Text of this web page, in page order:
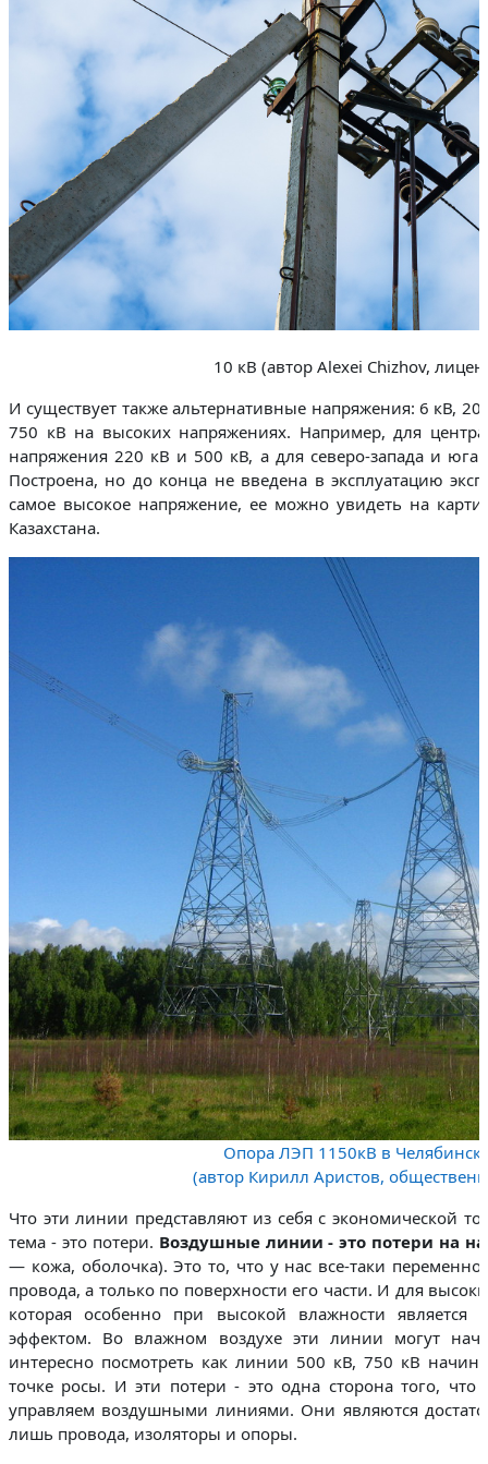
10 кВ (автор Alexei Chizhov,
И существует также альтернативные напряжения: 6 кВ,
750 кВ на высоких напряжениях. Например, для
напряжения 220 кВ и 500 кВ, а для северо-запада и
Построена, но до конца не введена в эксплуатацию
самое высокое напряжение, ее можно увидеть на
Казахстана.
Опора ЛЭП 1150кВ в
(автор Кирилл Аристов,
Что эти линии представляют из себя с экономической
тема - это потери. Воздушные линии - это потери на
— кожа, оболочка). Это то, что у нас все-таки
провода, а только по поверхности его части. И для
которая особенно при высокой влажности
эффектом. Во влажном воздухе эти линии могут
интересно посмотреть как линии 500 кВ, 750 кВ
точке росы. И эти потери - это одна сторона того,
управляем воздушными линиями. Они являются
лишь провода, изоляторы и опоры.